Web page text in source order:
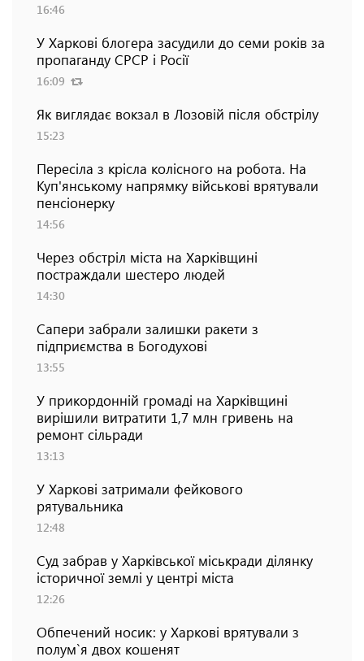
16:46
У Харкові блогера засудили до семи років за
пропаганду СРСР і Росії
16:09
Як виглядає вокзал в Лозовій після обстрілу
15:23
Пересіла з крісла колісного на робота. На
Куп'янському напрямку військові врятували
пенсіонерку
14:56
Через обстріл міста на Харківщині
постраждали шестеро людей
14:30
Сапери забрали залишки ракети з
підприємства в Богодухові
13:55
У прикордонній громаді на Харківщині
вирішили витратити 1,7 млн гривень на
ремонт сільради
13:13
У Харкові затримали фейкового
рятувальника
12:48
Суд забрав у Харківської міськради ділянку
історичної землі у центрі міста
12:26
Обпечений носик: у Харкові врятували з
полум`я двох кошенят